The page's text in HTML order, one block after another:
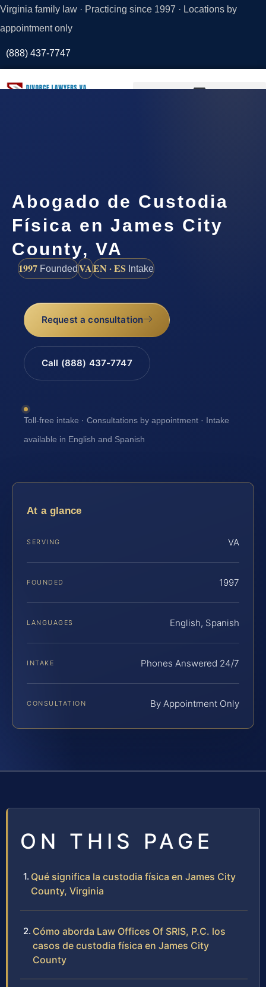
Virginia family law · Practicing since 1997 · Locations by
appointment only
(888) 437-7747
Abogado de Custodia
Física en James City
County, VA
1997 FoundedVAEN · ES Intake
Request a consultation
Call (888) 437-7747
Toll-free intake · Consultations by appointment · Intake
available in English and Spanish
At a glance
SERVING VA
FOUNDED 1997
LANGUAGES English, Spanish
INTAKE Phones Answered 24/7
CONSULTATION By Appointment Only
ON THIS PAGE
Qué significa la custodia física en James City
County, Virginia
Cómo aborda Law Offices Of SRIS, P.C. los
casos de custodia física en James City
County